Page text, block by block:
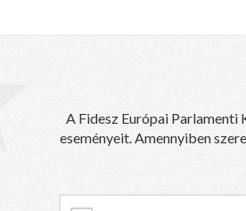
A Fidesz Európai
eseményeit. Amennyiben